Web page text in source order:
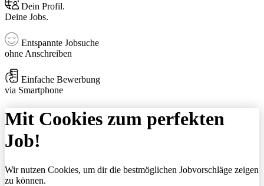
Dein Profil.
Deine Jobs.
Entspannte Jobsuche
ohne Anschreiben
Einfache Bewerbung
via Smartphone
Mit Cookies zum perfekten
Job!
Wir nutzen Cookies, um dir die bestmöglichen Jobvorschläge zeigen
zu können.